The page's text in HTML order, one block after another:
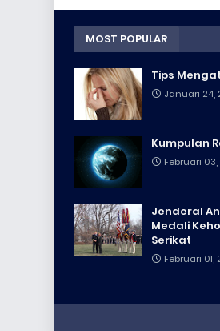
MOST POPULAR
Tips
Januari 24,
Kumpulan
Februari
Jenderal
Medali
Serikat
Februari 01,